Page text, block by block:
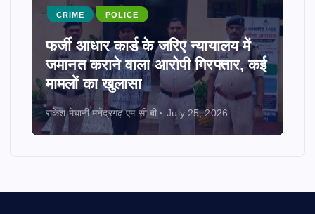
CRIME POLICE
फर्जी आधार कार्ड के जरिए न्यायालय में
जमानत कराने वाला आरोपी गिरफ्तार, कई
मामलों का खुलासा
राकेश मेघानी मनेंद्रगढ़ एम सी बी July 25, 2026